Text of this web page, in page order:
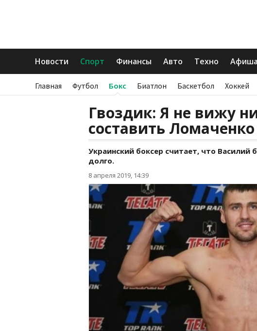
Новости Спорт Финансы Авто Техно Афиша
Главная Футбол Бокс Биатлон Баскетбол Хоккей
Гвоздик: Я не вижу
составить
Украинский боксер считает, что
долго.
8 апреля 2019, 14:39